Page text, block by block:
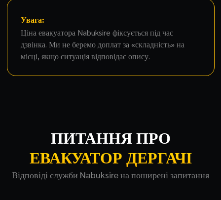
Увага:
Ціна евакуатора Nabuksire фіксується під час
дзвінка. Ми не беремо доплат за «складність» на
місці, якщо ситуація відповідає опису.
ПИТАННЯ ПРО
ЕВАКУАТОР ДЕРГАЧІ
Відповіді служби Nabuksire на поширені запитання